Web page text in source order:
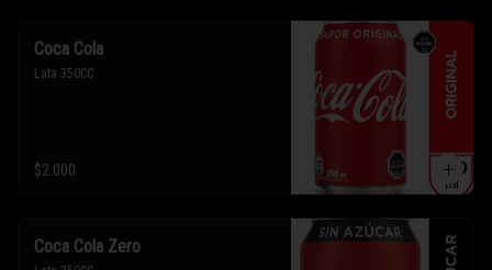
Coca Cola
Lata 350CC
$2.000
Coca Cola Zero